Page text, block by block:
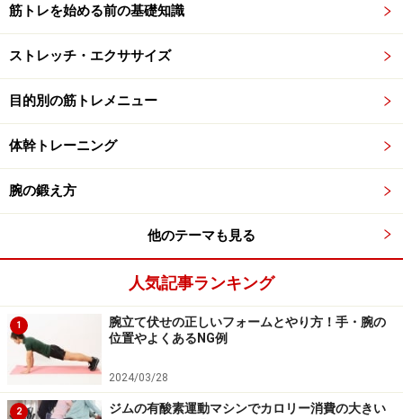
出典：
1週間で確実にお腹が引き締まる！3方向腹筋ダイエット
[パーツ別ダイエット方法] All About
が、「3方向腹筋」。普通の筋トレではなかなか刺激で
きない筋肉を効率よく刺激することで、結果が出やすく
腹筋をとことん追い込む！ 「高負荷トレー
ニング」で短期勝負！
出典：
たった5分で体を変える！高負荷体幹トレーニング [筋ト
レ・筋肉トレーニング] All About
筋トレを始める前の基礎知識
ストレッチ・エクササイズ
目的別の筋トレメニュー
体幹トレーニング
腕の鍛え方
他のテーマも見る
人気記事ランキング
1
腕立て伏せの正しいフォームとやり方！手・腕の
位置やよくあるNG例
2024/03/28
2
ジムの有酸素運動マシンでカロリー消費の大きい